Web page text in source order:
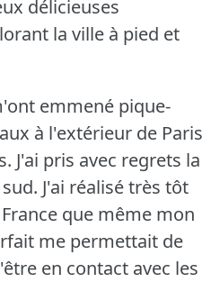
délicieuses
la ville à pied et
emmené pique-
à l'extérieur de Paris
J'ai pris avec regrets la
J'ai réalisé très tôt
que même mon
me permettait de
en contact avec les